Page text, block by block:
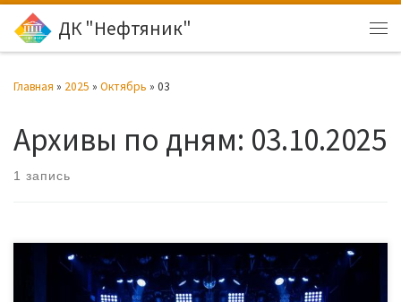
Перейти к содержимому
ДК "Нефтяник"
Главная » 2025 » Октябрь » 03
Архивы по дням: 03.10.2025
1 запись